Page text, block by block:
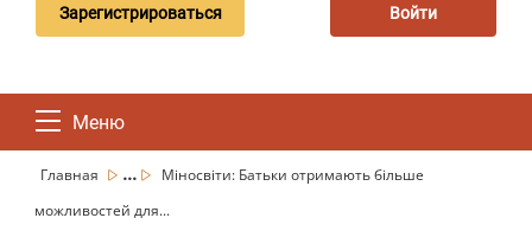
Зарегистрироваться Войти
Меню
Главная ...
Міносвіти: Батьки отримають більше
можливостей для...